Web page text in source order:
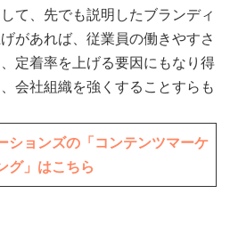
て、先でも説明したブランディ
があれば、従業員の働きやすさ
定着率を上げる要因にもなり得
会社組織を強くすることすらも
ションズの「コンテンツマーケ
グ」はこちら